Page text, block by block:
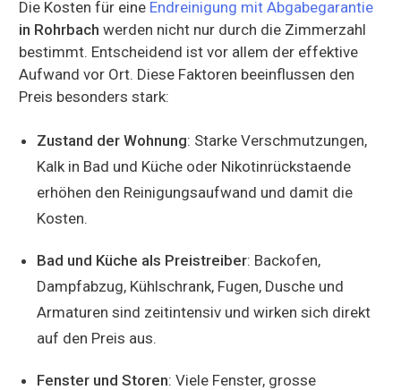
Die Kosten für eine Endreinigung mit Abgabegarantie
in Rohrbach werden nicht nur durch die Zimmerzahl
bestimmt. Entscheidend ist vor allem der effektive
Aufwand vor Ort. Diese Faktoren beeinflussen den
Preis besonders stark:
Zustand der Wohnung: Starke Verschmutzungen,
Kalk in Bad und Küche oder Nikotinrückstaende
erhöhen den Reinigungsaufwand und damit die
Kosten.
Bad und Küche als Preistreiber: Backofen,
Dampfabzug, Kühlschrank, Fugen, Dusche und
Armaturen sind zeitintensiv und wirken sich direkt
auf den Preis aus.
Fenster und Storen: Viele Fenster, grosse